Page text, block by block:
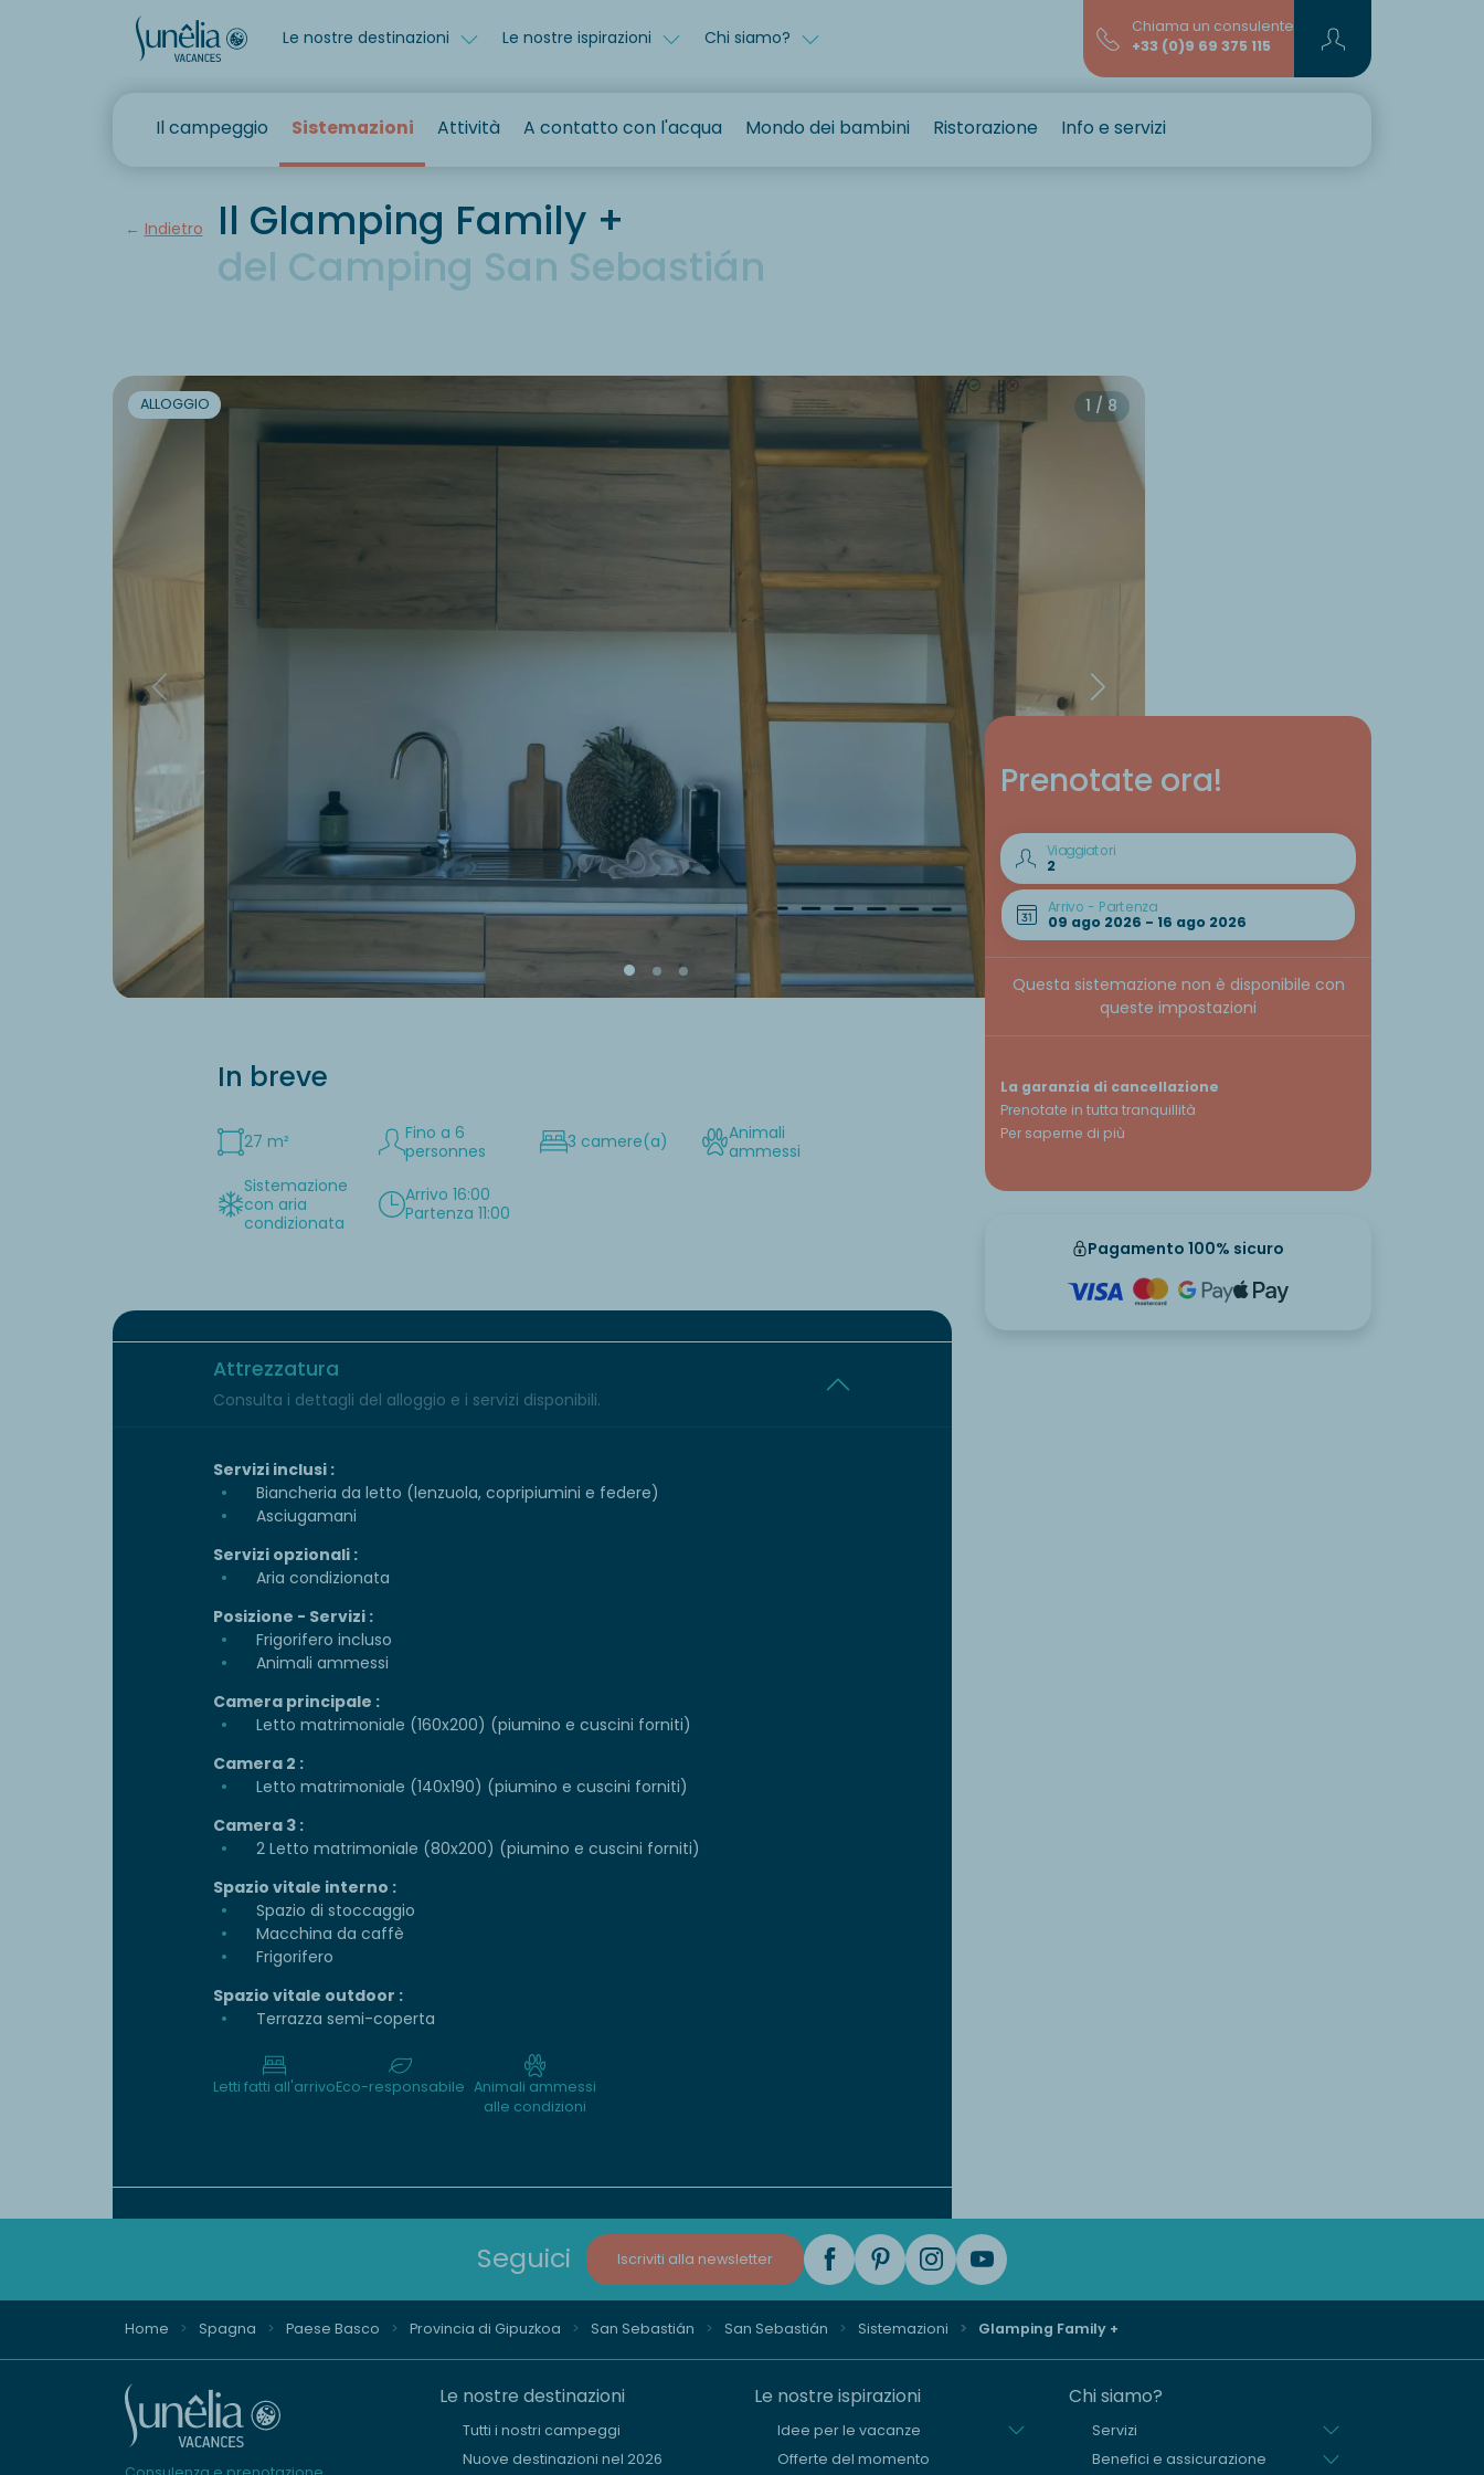
Le nostre destinazioni Le nostre ispirazioni Chi siamo?
Chiama un consulente
+33 (0)9 69 375 115
Il campeggio Sistemazioni Attività A contatto con l'acqua Mondo dei bambini Ristorazione Info e servizi
Indietro
Il Glamping Family +
del Camping San Sebastián
Prenotate ora!
Viaggiatori
Arrivo - Partenza
Questa sistemazione non è disponibile con
queste impostazioni
La garanzia di cancellazione
Prenotate in tutta tranquillità
Per saperne di più
Pagamento 100% sicuro
1 / 8
ALLOGGIO
In breve
27 m²
Fino a 6
personnes
3 camere(a)
Animali
ammessi
Sistemazione
con aria
condizionata
Arrivo 16:00
Partenza 11:00
Attrezzatura
Consulta i dettagli del alloggio e i servizi disponibili.
Servizi inclusi :
Biancheria da letto (lenzuola, copripiumini e federe)
Asciugamani
Servizi opzionali :
Aria condizionata
Posizione - Servizi :
Frigorifero incluso
Animali ammessi
Camera principale :
Letto matrimoniale (160x200) (piumino e cuscini forniti)
Camera 2 :
Letto matrimoniale (140x190) (piumino e cuscini forniti)
Camera 3 :
2 Letto matrimoniale (80x200) (piumino e cuscini forniti)
Spazio vitale interno :
Spazio di stoccaggio
Macchina da caffè
Frigorifero
Spazio vitale outdoor :
Terrazza semi-coperta
Letti fatti all'arrivoEco-responsabile Animali ammessi
alle condizioni
Seguici Iscriviti alla newsletter
Home Spagna Paese Basco Provincia di Gipuzkoa San Sebastián San Sebastián Sistemazioni Glamping Family +
Le nostre destinazioni
Tutti i nostri campeggi
Nuove destinazioni nel 2026
Le nostre ispirazioni
Idee per le vacanze
Offerte del momento
Chi siamo?
Servizi
Benefici e assicurazione